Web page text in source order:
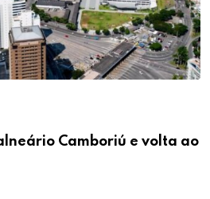
Camboriú e volta ao